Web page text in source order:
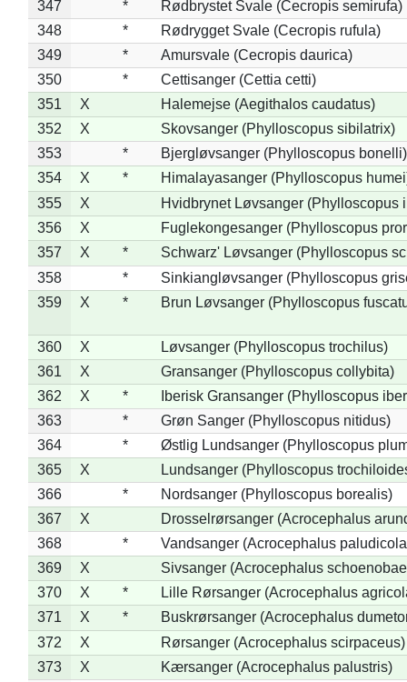
347 *
Rødbrystet Svale (Cecropis semirufa)
348
*
Rødrygget Svale (Cecropis rufula)
349
*
Amursvale (Cecropis daurica)
350
*
Cettisanger (Cettia cetti)
351
X
Halemejse (Aegithalos caudatus)
352
X
Skovsanger (Phylloscopus sibilatrix)
353
*
Bjergløvsanger (Phylloscopus bonelli)
354
X *
Himalayasanger (Phylloscopus
355
X
Hvidbrynet Løvsanger (Phylloscopus
356
X
Fuglekongesanger (Phylloscopus
357
X *
Schwarz' Løvsanger (Phylloscopus
358
*
Sinkiangløvsanger (Phylloscopus
359
X * Brun Løvsanger (Phylloscopus
360 X
Løvsanger (Phylloscopus trochilus)
361
X
Gransanger (Phylloscopus collybita)
362
X *
Iberisk Gransanger (Phylloscopus
363
*
Grøn Sanger (Phylloscopus nitidus)
364
*
Østlig Lundsanger (Phylloscopus
365
X
Lundsanger (Phylloscopus
366
*
Nordsanger (Phylloscopus borealis)
367
X
Drosselrørsanger (Acrocephalus
368
*
Vandsanger (Acrocephalus
369
X
Sivsanger (Acrocephalus
370
X *
Lille Rørsanger (Acrocephalus
371
X *
Buskrørsanger (Acrocephalus
372
X
Rørsanger (Acrocephalus scirpaceus)
373
X
Kærsanger (Acrocephalus palustris)